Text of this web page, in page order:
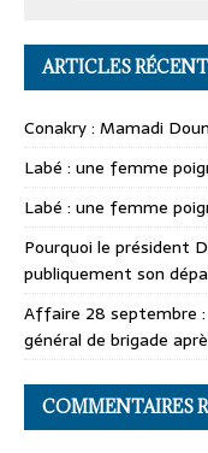
ARTICLES
Conakry : Mamadi
Labé : une femme
Labé : une femme
Pourquoi le président
publiquement son
Affaire 28 septembre :
général de brigade
COMMENTAIRES